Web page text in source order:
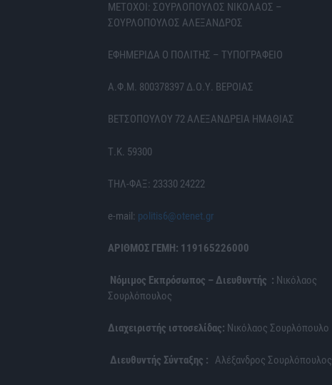
ΜΕΤΟΧΟΙ: ΣΟΥΡΛΟΠΟΥΛΟΣ ΝΙΚΟΛΑΟΣ –
ΣΟΥΡΛΟΠΟΥΛΟΣ ΑΛΕΞΑΝΔΡΟΣ
ΕΦΗΜΕΡΙΔΑ Ο ΠΟΛΙΤΗΣ – ΤΥΠΟΓΡΑΦΕΙΟ
Α.Φ.Μ. 800378397 Δ.Ο.Υ. ΒΕΡΟΙΑΣ
ΒΕΤΣΟΠΟΥΛΟΥ 72 ΑΛΕΞΑΝΔΡΕΙΑ ΗΜΑΘΙΑΣ
Τ.Κ. 59300
ΤΗΛ-ΦΑΞ: 23330 24222
e-mail: politis6@otenet.gr
ΑΡΙΘΜΟΣ ΓΕΜΗ: 119165226000
Νόμιμος Εκπρόσωπος – Διευθυντής : Νικόλαος
Σουρλόπουλος
Διαχειριστής ιστοσελίδας: Νικόλαος Σουρλόπουλο
Διευθυντής Σύνταξης : Αλέξανδρος Σουρλόπουλος